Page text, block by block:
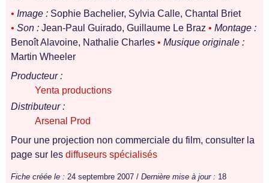
• Image : Sophie Bachelier, Sylvia Calle, Chantal Briet
• Son : Jean-Paul Guirado, Guillaume Le Braz • Montage :
Benoît Alavoine, Nathalie Charles • Musique originale :
Martin Wheeler
Producteur :
Yenta productions
Distributeur :
Arsenal Prod
Pour une projection non commerciale du film, consulter la
page sur les diffuseurs spécialisés
Fiche créée le : 24 septembre 2007 / Dernière mise à jour : 18